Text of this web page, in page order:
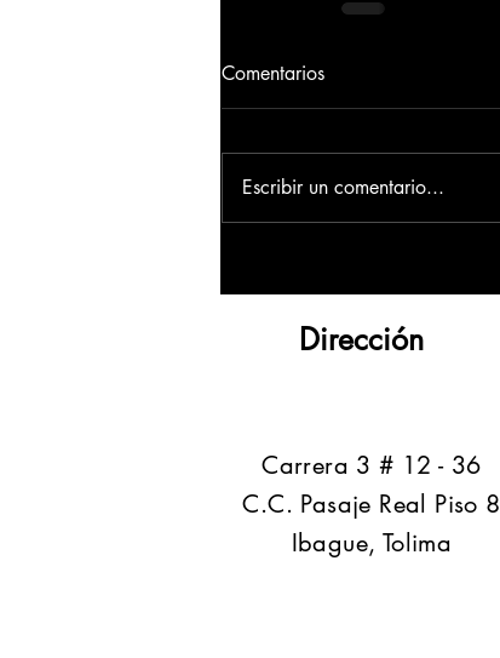
Comentarios
Escribir un comentario...
Dirección
​Carrera 3 # 12 - 36
C.C. Pasaje Real Piso 8
Ibague, Tolima